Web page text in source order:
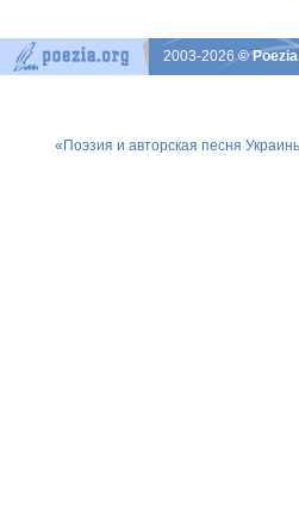
2003-2026©
«Поэзия и авторская песня